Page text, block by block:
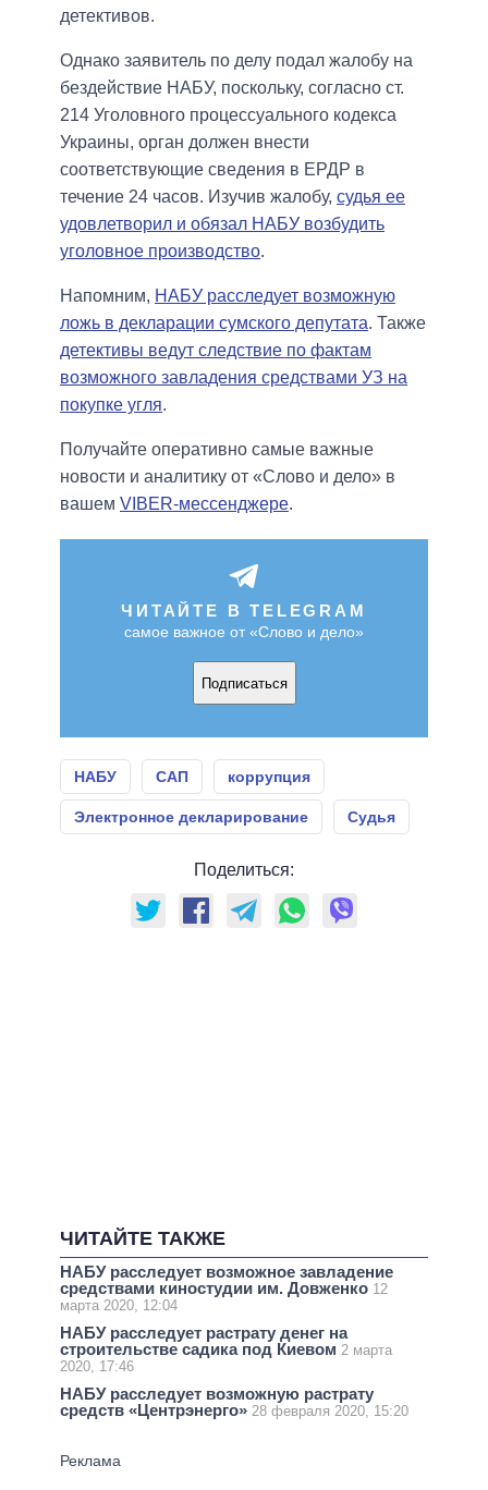
детективов.
Однако заявитель по делу подал жалобу на
бездействие НАБУ, поскольку, согласно ст.
214 Уголовного процессуального кодекса
Украины, орган должен внести
соответствующие сведения в ЕРДР в
течение 24 часов. Изучив жалобу, судья ее
удовлетворил и обязал НАБУ возбудить
уголовное производство.
Напомним, НАБУ расследует возможную
ложь в декларации сумского депутата. Также
детективы ведут следствие по фактам
возможного завладения средствами УЗ на
покупке угля.
Получайте оперативно самые важные
новости и аналитику от «Слово и дело» в
вашем VIBER-мессенджере.
ЧИТАЙТЕ В TELEGRAM
самое важное от «Слово и дело»
Подписаться
НАБУ САП коррупция
Электронное декларирование Судья
Поделиться:
ЧИТАЙТЕ ТАКЖЕ
НАБУ расследует возможное завладение
средствами киностудии им. Довженко 12
марта 2020, 12:04
НАБУ расследует растрату денег на
строительстве садика под Киевом 2 марта
2020, 17:46
НАБУ расследует возможную растрату
средств «Центрэнерго» 28 февраля 2020, 15:20